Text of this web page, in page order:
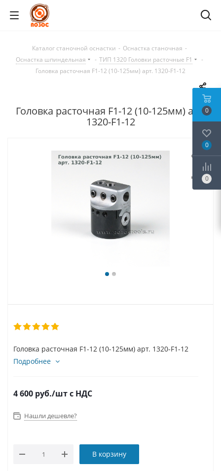
Каталог станочной оснастки - Оснастка станочная -
Оснастка шпиндельная
- ТИП 1320 Головки расточные F1
-
Головка расточная F1-12 (10-125мм) арт. 1320-F1-12
Головка расточная F1-12 (10-125мм) арт.
1320-F1-12
Головка расточная F1-12 (10-125мм) арт. 1320-F1-12
Подробнее
4 600 руб./штс НДС
Нашли дешевле?
В корзину
0
0
0